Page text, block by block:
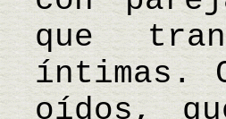
que
íntimas.
oídos,